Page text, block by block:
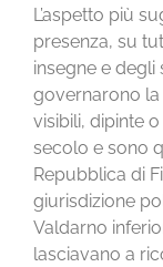
L’aspetto più
presenza, su
insegne e
governarono la
visibili, dipinte
secolo e sono
Repubblica di
giurisdizione
Valdarno
lasciavano a